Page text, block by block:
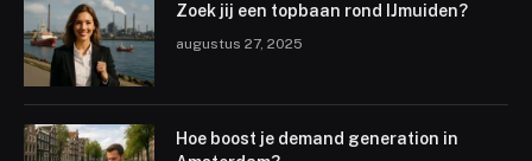
Zoek jij een topbaan rond IJmuiden?
augustus 27, 2025
Hoe boost je demand generation in